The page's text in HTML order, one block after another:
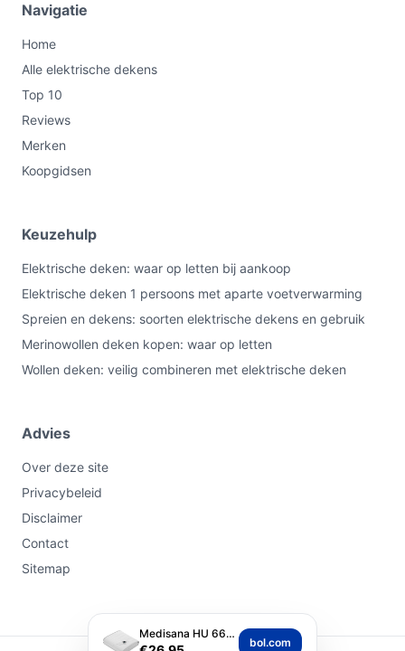
Medisana HU 666 Warm...
bol.com
Navigatie
Home
Alle elektrische dekens
Top 10
Reviews
Merken
Koopgidsen
Keuzehulp
Elektrische deken: waar op letten bij aankoop
Elektrische deken 1 persoons met aparte voetverwarming
Spreien en dekens: soorten elektrische dekens en gebruik
Merinowollen deken kopen: waar op letten
Wollen deken: veilig combineren met elektrische deken
Advies
Over deze site
Privacybeleid
Disclaimer
Contact
Sitemap